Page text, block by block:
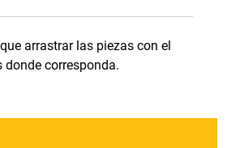
arrastrar las piezas con el
donde corresponda.